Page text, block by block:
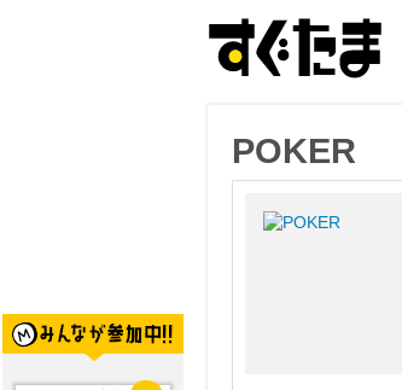
創業60年の老舗クリーニング店が贈る【宅配ふとんクリーニングリナビス】
800 mile
POKER